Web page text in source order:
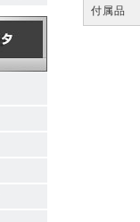
付属品